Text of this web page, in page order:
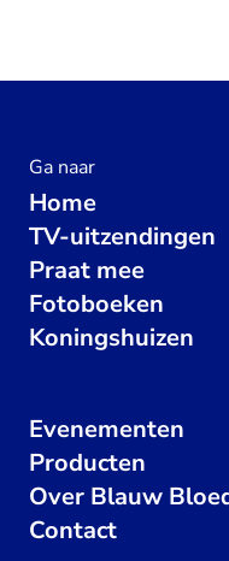
Ga naar
Home
TV-uitzendingen
Praat mee
Fotoboeken
Koningshuizen
Evenementen
Producten
Over Blauw
Contact